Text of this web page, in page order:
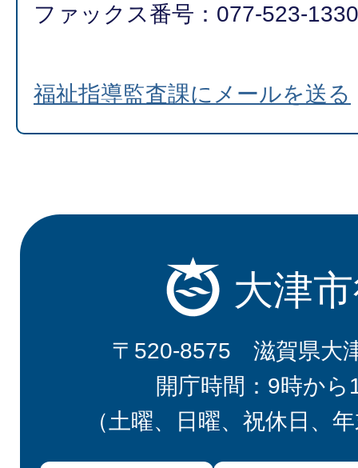
ファックス番号：077-523-1330
福祉指導監査課にメールを送る
大津
〒520-8575 滋賀県大
開庁時間：9時から
（土曜、日曜、祝休日、